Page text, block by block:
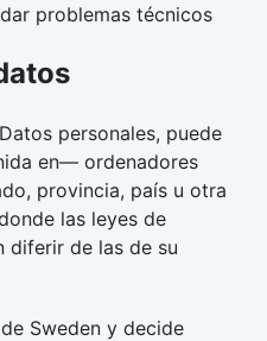
problemas técnicos
personales, puede
en— ordenadores
provincia, país u otra
las leyes de
diferir de las de su
Sweden y decide